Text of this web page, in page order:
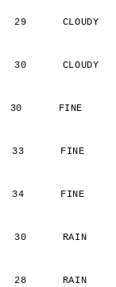
CLOUDY
CLOUDY
30      FINE
33      FINE
34      FINE
30      RAIN
28      RAIN